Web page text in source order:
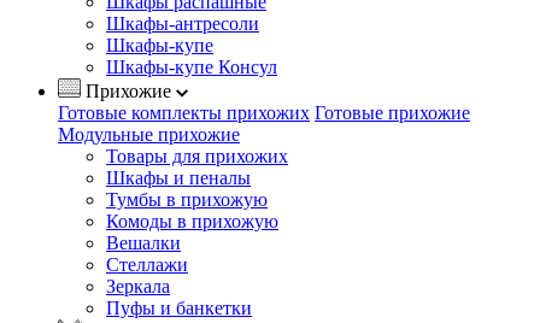
Шкафы-антресоли
Шкафы-купе
Шкафы-купе Консул
Прихожие
Готовые комплекты прихожих Готовые прихожие
Модульные прихожие
Товары для прихожих
Шкафы и пеналы
Тумбы в прихожую
Комоды в прихожую
Вешалки
Стеллажи
Зеркала
Пуфы и банкетки